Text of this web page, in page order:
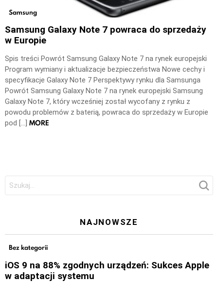
Samsung
Samsung Galaxy Note 7 powraca do sprzedaży
w Europie
Spis treści Powrót Samsung Galaxy Note 7 na rynek europejski
Program wymiany i aktualizacje bezpieczeństwa Nowe cechy i
specyfikacje Galaxy Note 7 Perspektywy rynku dla Samsunga
Powrót Samsung Galaxy Note 7 na rynek europejski Samsung
Galaxy Note 7, który wcześniej został wycofany z rynku z
powodu problemów z baterią, powraca do sprzedaży w Europie
pod […] MORE
Szukaj:
NAJNOWSZE
Bez kategorii
iOS 9 na 88% zgodnych urządzeń: Sukces Apple
w adaptacji systemu